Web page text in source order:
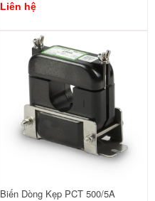
Liên hệ
Biến Dòng Kẹp PCT 500/5A